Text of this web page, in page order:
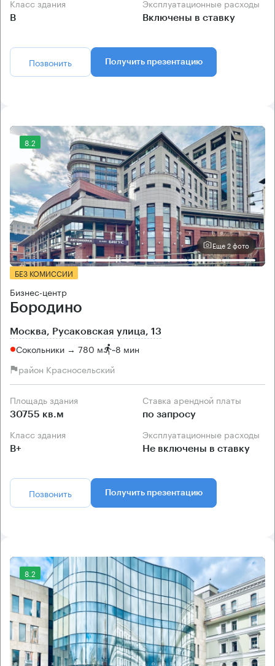
Класс здания
B
Эксплуатационные расходы
Включены в ставку
Позвонить Получить презентацию
8.2
Еще 2 фото
БЕЗ КОМИССИИ
Бизнес-центр
Бородино
Москва, Русаковская улица, 13
Сокольники → 780 м ~8 мин
район Красносельский
Площадь здания
30755 кв.м
Ставка арендной платы
по запросу
Класс здания
B+
Эксплуатационные расходы
Не включены в ставку
Позвонить Получить презентацию
8.2